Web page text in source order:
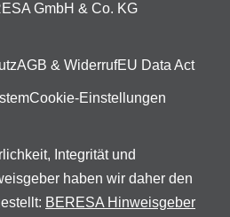
GmbH & Co. KG
AGB & WiderrufEU Data Act
Cookie-Einstellungen
Integrität und
haben wir daher den
BERESA Hinweisgeber